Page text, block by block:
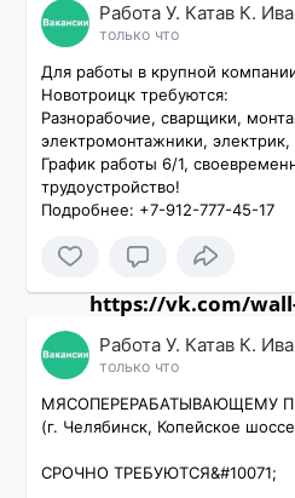
только что
Для работы в крупной
Новотроицк требуются:
Разнорабочие, сварщики,
электромонтажники, электрик,
График работы 6/1,
трудоустройство!
Подробнее: +7-912-777-45-17
https://vk.com/wall-
только что
МЯСОПЕРЕРАБАТЫВАЮЩЕМУ
(г. Челябинск, Копейское
СРОЧНО ТРЕБУЮТСЯ&#10071;